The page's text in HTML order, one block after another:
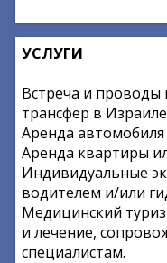
УСЛУГИ
Встреча и проводы
трансфер в
Аренда
Аренда квартиры
Индивидуальные
водителем и/или
Медицинский
и лечение,
специалистам.